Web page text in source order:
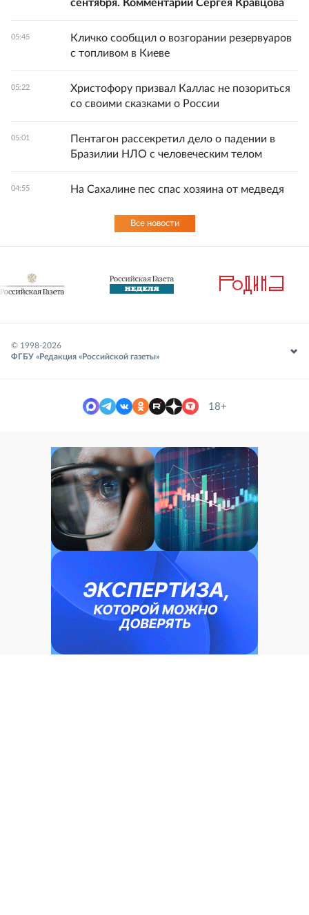
сентября. Комментарий Сергея Кравцова
05:45
Кличко сообщил о возгорании резервуаров
с топливом в Киеве
05:22
Христофору призвал Каллас не позориться
со своими сказками о России
05:01
Пентагон рассекретил дело о падении в
Бразилии НЛО с человеческим телом
04:55 На Сахалине пес спас хозяина от медведя
Все новости
© 1998-2026
ФГБУ «Редакция «Российской газеты»
18+